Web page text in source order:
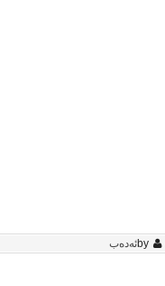
byئەدەب